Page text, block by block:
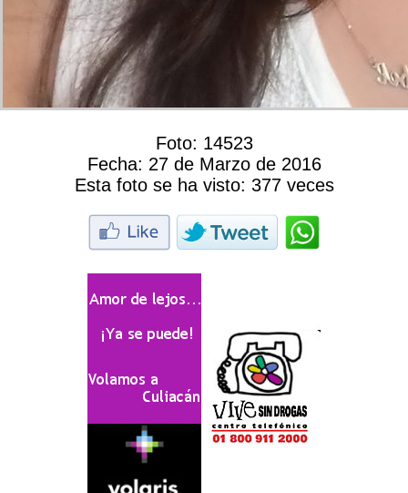
Foto: 14523
Fecha: 27 de Marzo de 2016
Esta foto se ha visto: 377 veces